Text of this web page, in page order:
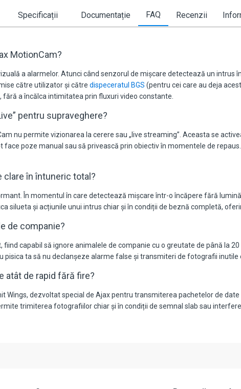
Specificații Documentație FAQ Recenzii
MotionCam?
a alarmelor. Atunci când senzorul de mișcare detectează un
către utilizator și către dispeceratul BGS (pentru cei care au deja
a încălca intimitatea prin fluxuri video constante.
pentru supraveghere?
nu permite vizionarea la cerere sau „live streaming”. Aceasta se
poze manual sau să privească prin obiectiv în momentele de
în întuneric total?
În momentul în care detectează mișcare într-o încăpere fără
silueta și acțiunile unui intrus chiar și în condiții de beznă completă,
de companie?
capabil să ignore animalele de companie cu o greutate de până la
ta să nu declanșeze alarme false și transmiteri de fotografii
atât de rapid fără fire?
Wings, dezvoltat special de Ajax pentru transmiterea pachetelor de
trimiterea fotografiilor chiar și în condiții de semnal slab sau